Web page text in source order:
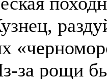
за рощи